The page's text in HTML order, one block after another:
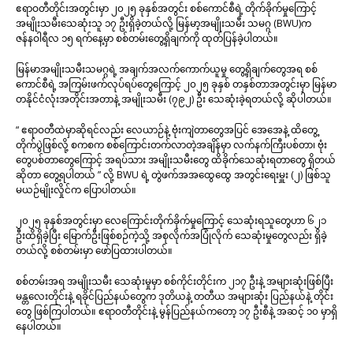
ဧရာဝတီတိုင်းအတွင်းမှာ ၂၀၂၅ ခုနှစ်အတွင်း စစ်ကောင်စီရဲ့ တိုက်ခိုက်မှုကြောင့်
အမျိုးသမီးသေဆုံးသူ ၁၇ ဦးရှိခဲ့တယ်လို့ မြန်မာ့အမျိုးသမီး သမဂ္ဂ (BWU)က
ဇန်နဝါရီလ ၁၅ ရက်နေ့မှာ စစ်တမ်းတွေ့ရှိချက်ကို ထုတ်ပြန်ခဲ့ပါတယ်။
မြန်မာအမျိုးသမီးသမဂ္ဂရဲ့ အချက်အလက်ကောက်ယူမှု တွေ့ရှိချက်တွေအရ စစ်
ကောင်စီရဲ့ အကြမ်းဖက်လုပ်ရပ်တွေကြောင့် ၂၀၂၅ ခုနှစ် တနှစ်တာအတွင်းမှာ မြန်မာ
တနိုင်ငံလုံးအတိုင်းအတာနဲ့ အမျိုးသမီး (၇၉၂) ဦး သေဆုံးခဲ့ရတယ်လို့ ဆိုပါတယ်။
“ ဧရာဝတီထဲမှာဆိုရင်လည်း လေယာဉ်နဲ့ ဗုံးကျဲတာတွေအပြင် အေအေနဲ့ ထိတွေ့
တိုက်ပွဲဖြစ်လို့ စကစက စစ်ကြောင်းတက်လာတဲ့အချိန်မှာ လက်နက်ကြီးပစ်တာ၊ ဗုံး
တွေပစ်တာတွေကြောင့် အရပ်သား အမျိုးသမီးတွေ ထိခိုက်သေဆုံးရတာတွေ ရှိတယ်
ဆိုတာ တွေ့ရပါတယ် ” လို့ BWU ရဲ့ တွဲဖက်အအထွေထွေ အတွင်းရေးမှူး (၂) ဖြစ်သူ
မယဉ်မျိုးလှိုင်က ပြောပါတယ်။
၂၀၂၅ ခုနှစ်အတွင်းမှာ လေကြောင်းတိုက်ခိုက်မှုကြောင့် သေဆုံးရသူတွေဟာ ၆၂၁
ဦးထိရှိခဲ့ပြီး မြောက်ဦးဖြစ်စဉ်ကဲ့သို့ အစုလိုက်အပြုံလိုက် သေဆုံးမှုတွေလည်း ရှိခဲ့
တယ်လို့ စစ်တမ်းမှာ ဖော်ပြထားပါတယ်။
စစ်တမ်းအရ အမျိုးသမီး သေဆုံးမှုမှာ စစ်ကိုင်းတိုင်းက ၂၁၇ ဦးနဲ့ အများဆုံးဖြစ်ပြီး
မန္တလေးတိုင်းနဲ့ ရခိုင်ပြည်နယ်တွေက ဒုတိယနဲ့ တတီယ အများဆုံး ပြည်နယ်နဲ့ တိုင်း
တွေ ဖြစ်ကြပါတယ်။ ဧရာဝတီတိုင်းနဲ့ မွန်ပြည်နယ်ကတော့ ၁၇ ဦးစီနဲ့ အဆင့် ၁၀ မှာရှိ
နေပါတယ်။